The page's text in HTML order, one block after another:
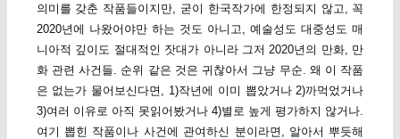
의미를 갖춘 작품들이지만, 굳이 한국작가에 한정되지 않고, 꼭
2020년에 나왔어야만 하는 것도 아니고, 예술성도 대중성도 매
니아적 깊이도 절대적인 잣대가 아니라 그저 2020년의 만화, 만
화 관련 사건들. 순위 같은 것은 귀찮아서 그냥 무순. 왜 이 작품
은 없는가 물어보신다면, 1)작년에 이미 뽑았거나 2)까먹었거나
3)여러 이유로 아직 못읽어봤거나 4)별로 높게 평가하지 않거나.
여기 뽑힌 작품이나 사건에 관여하신 분이라면, 알아서 뿌듯해